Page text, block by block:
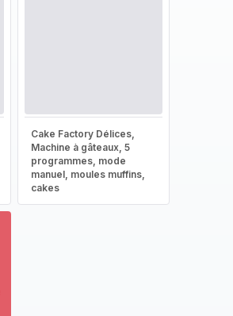
Cake Factory Délices,
Machine à gâteaux, 5
programmes, mode
manuel, moules muffins,
cakes